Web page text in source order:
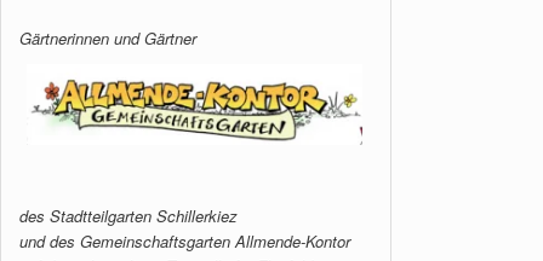
Gärtnerinnen und Gärtner
des Stadtteilgarten Schillerkiez
und des Gemeinschaftsgarten Allmende-Kontor